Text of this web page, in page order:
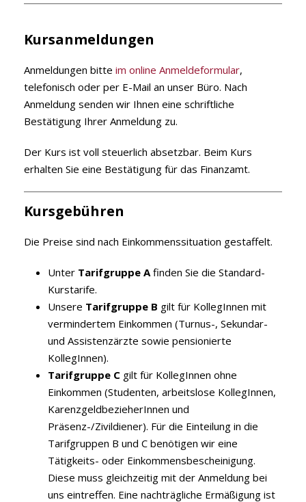
Kursanmeldungen
Anmeldungen bitte im online Anmeldeformular,
telefonisch oder per E-Mail an unser Büro. Nach
Anmeldung senden wir Ihnen eine schriftliche
Bestätigung Ihrer Anmeldung zu.
Der Kurs ist voll steuerlich absetzbar. Beim Kurs
erhalten Sie eine Bestätigung für das Finanzamt.
Kursgebühren
Die Preise sind nach Einkommenssituation gestaffelt.
Unter Tarifgruppe Afinden Sie die Standard-
Kurstarife.
Unsere Tarifgruppe B gilt für KollegInnen mit
vermindertem Einkommen (Turnus-, Sekundar-
und Assistenzärzte sowie pensionierte
KollegInnen).
Tarifgruppe C gilt für KollegInnen ohne
Einkommen (Studenten, arbeitslose KollegInnen,
KarenzgeldbezieherInnen und
Präsenz-/Zivildiener). Für die Einteilung in die
Tarifgruppen B und C benötigen wir eine
Tätigkeits- oder Einkommensbescheinigung.
Diese muss gleichzeitig mit der Anmeldung bei
uns eintreffen. Eine nachträgliche Ermäßigung ist